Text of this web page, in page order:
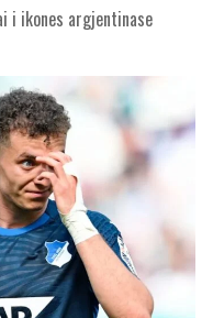
i ikones argjentinase